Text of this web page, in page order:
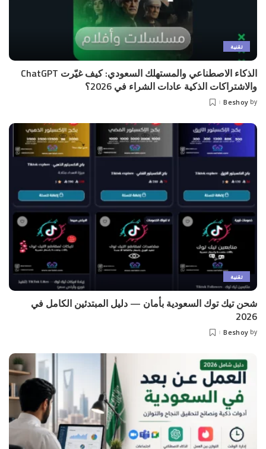
تقنية
الذكاء الاصطناعي والمستهلك السعودي: كيف غيّرت ChatGPT
والاشتراكات الذكية عادات الشراء في 2026؟
Posted
by
Beshoy
تقنية
شحن تيك توك السعودية بأمان — دليل المبتدئين الكامل في
2026
Posted
by
Beshoy